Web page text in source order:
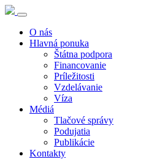
O nás
Hlavná ponuka
Štátna podpora
Financovanie
Príležitosti
Vzdelávanie
Víza
Médiá
Tlačové správy
Podujatia
Publikácie
Kontakty